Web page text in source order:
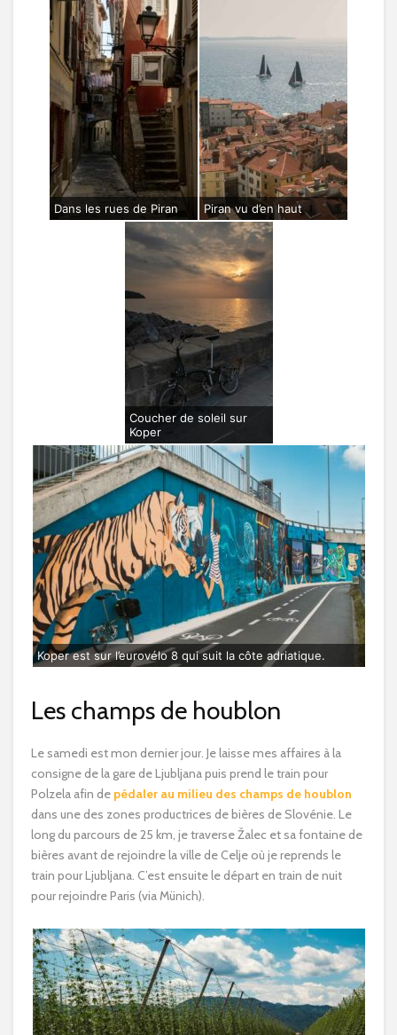
Dans les rues de Piran Piran vu d’en haut
Coucher de soleil sur
Koper
Koper est sur l’eurovélo 8 qui suit la côte adriatique.
Les champs de houblon
Le samedi est mon dernier jour. Je laisse mes affaires à la
consigne de la gare de Ljubljana puis prend le train pour
Polzela afin de pédaler au milieu des champs de houblon
dans une des zones productrices de bières de Slovénie. Le
long du parcours de 25 km, je traverse Žalec et sa fontaine de
bières avant de rejoindre la ville de Celje où je reprends le
train pour Ljubljana. C’est ensuite le départ en train de nuit
pour rejoindre Paris (via Münich).